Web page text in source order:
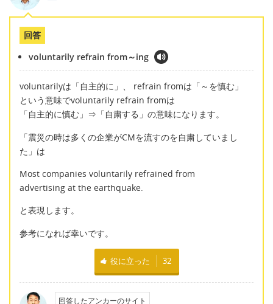
回答
voluntarily refrain from～ing
voluntarilyは「自主的に」、 refrain fromは「～を慎む」
という意味でvoluntarily refrain fromは
「自主的に慎む」⇒「自粛する」の意味になります。
「震災の時は多くの企業がCMを流すのを自粛していまし
た」は
Most companies voluntarily refrained from
advertising at the earthquake.
と表現します。
参考になれば幸いです。
役に立った 32
回答したアンカーのサイト